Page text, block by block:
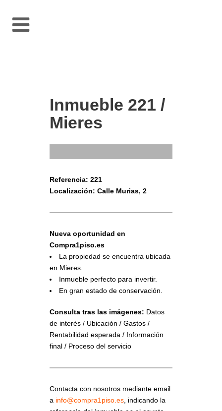
Inmueble 221 /
Mieres
Referencia: 221
Localización: Calle Murias, 2
Nueva oportunidad en
Compra1piso.es
La propiedad se encuentra ubicada
en Mieres.
Inmueble perfecto para invertir.
En gran estado de conservación.
Consulta tras las imágenes: Datos
de interés / Ubicación / Gastos /
Rentabilidad esperada / Información
final / Proceso del servicio
Contacta con nosotros mediante email
a info@compra1piso.es , indicando la